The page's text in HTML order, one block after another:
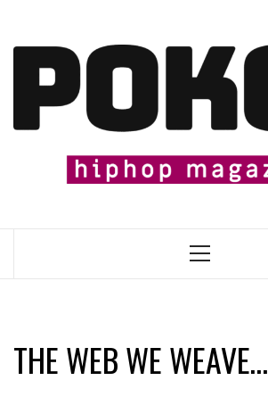
content
Primary
THE WEB WE WEAVE…